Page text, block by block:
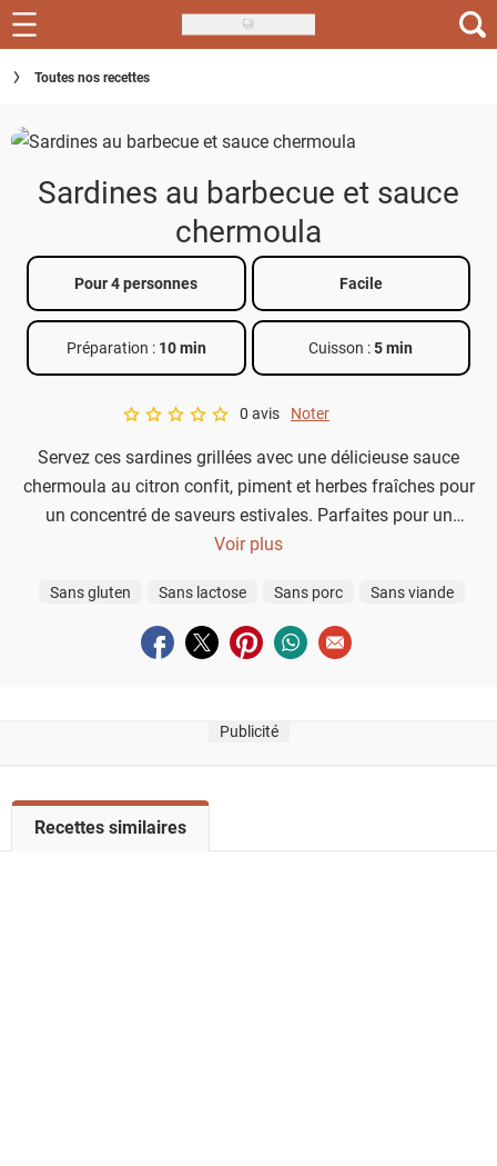
Skip
to
main
Recettes
Inspirations
Actus
Téléchargez l'app Saveurs Recettes
Index des recettes
Toutes nos recettes
Sardines au barbecue et sauce
chermoula
Pour 4 personnes Facile
Préparation : 10 min Cuisson :5 min
A star rating of 0 out of 5.
0 avis Noter
Servez ces sardines grillées avec une délicieuse sauce
chermoula au citron confit, piment et herbes fraîches pour
un concentré de saveurs estivales. Parfaites pour un
barbecue décontracté, elles apportent soleil et caractère à
Voir plus
Sans gluten Sans lactose Sans porc Sans viande
Partager sur facebook
Partager sur twitter
Partager sur pinterest
Partager sur whatsapp
Envoyer à un ami
Publicité
o
Recettes similaires